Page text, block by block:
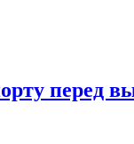
перед